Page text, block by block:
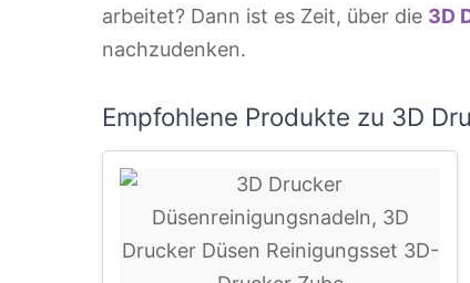
arbeitet? Dann ist es Zeit, über die 3D
nachzudenken.
Empfohlene Produkte zu 3D